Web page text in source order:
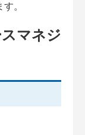
。
マネジ